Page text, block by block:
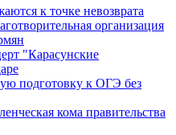
к точке невозврата
организация
"Карасунские
подготовку к ОГЭ без
кома правительства